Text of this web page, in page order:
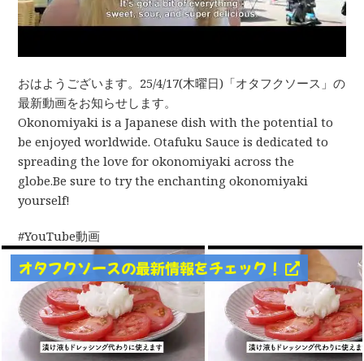
おはようございます。25/4/17(木曜日)「オタフクソース」の
最新動画をお知らせします。
Okonomiyaki is a Japanese dish with the potential to
be enjoyed worldwide. Otafuku Sauce is dedicated to
spreading the love for okonomiyaki across the
globe.Be sure to try the enchanting okonomiyaki
yourself!
YouTube動画
オタフクソースの最新情報をチェック！